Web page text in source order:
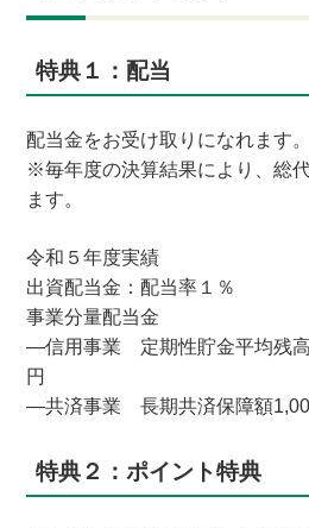
特典１：配当
配当金をお受け取りになれます。
※毎年度の決算結果により、総
ます。
令和５年度実績
出資配当金：配当率１％
事業分量配当金
―信用事業 定期性貯金平均残
円
―共済事業 長期共済保障額
特典２：ポイント特典